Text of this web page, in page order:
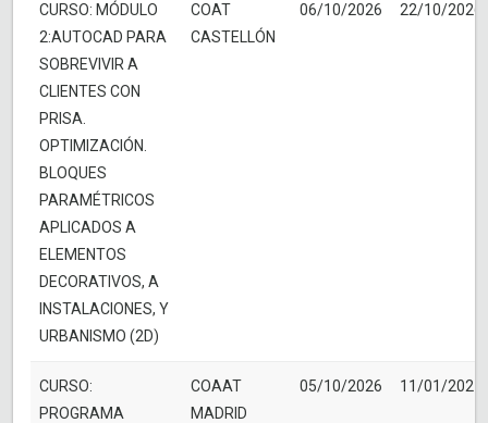
CURSO: MÓDULO
2:AUTOCAD PARA
SOBREVIVIR A
CLIENTES CON
PRISA.
OPTIMIZACIÓN.
BLOQUES
PARAMÉTRICOS
APLICADOS A
ELEMENTOS
DECORATIVOS, A
INSTALACIONES, Y
URBANISMO (2D)
COAT
CASTELLÓN
06/10/2026 22/10/2026
CURSO:
PROGRAMA
COAAT
MADRID
05/10/2026 11/01/2027